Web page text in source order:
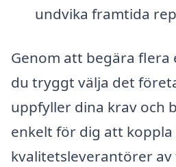
undvika framtida
Genom att begära flera
du tryggt välja det
uppfyller dina krav och
enkelt för dig att
kvalitetsleverantörer